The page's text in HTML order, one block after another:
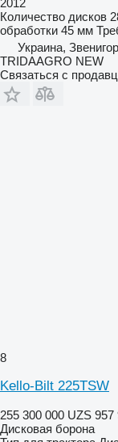
2012
Количество дисков
обработки 45 мм
Украина,
TRIDAAGRO NEW
Связаться с
8
Kello-Bilt 225TSW
255 300 000 UZS 957
Дисковая борона